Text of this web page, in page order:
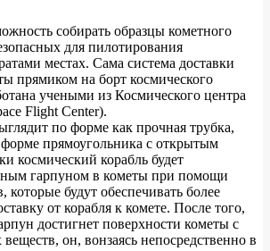
собирать образцы кометного
для пилотирования
местах. Сама система доставки
прямиком на борт космического
учеными из Космического центра
Flight Center).
по форме как прочная трубка,
прямоугольника с открытым
космический корабль будет
гарпуном в кометы при помощи
которые будут обеспечивать более
от корабля к комете. После того,
достигнет поверхности кометы с
он, вонзаясь непосредственно в